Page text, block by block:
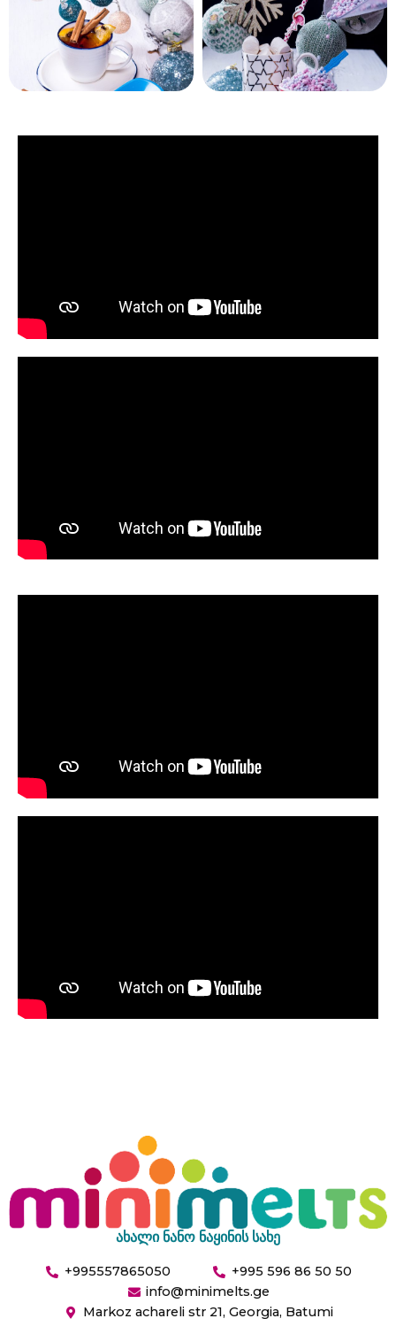
ახალი ნანო ნაყინის სახე
+995557865050
+995 596 86 50 50
info@minimelts.ge
Markoz achareli str 21, Georgia, Batumi